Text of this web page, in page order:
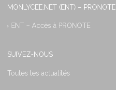
MONLYCEE.NET (ENT) – PRONOTE
ENT – Accès à PRONOTE
SUIVEZ-NOUS
Toutes les actualités